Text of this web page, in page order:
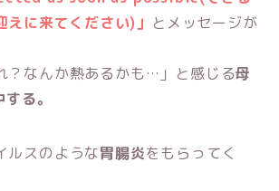
に来てください)」 とメッセージが
？なんか熱あるかも…」と感じる母
る。
ルスのような胃腸炎をもらってく